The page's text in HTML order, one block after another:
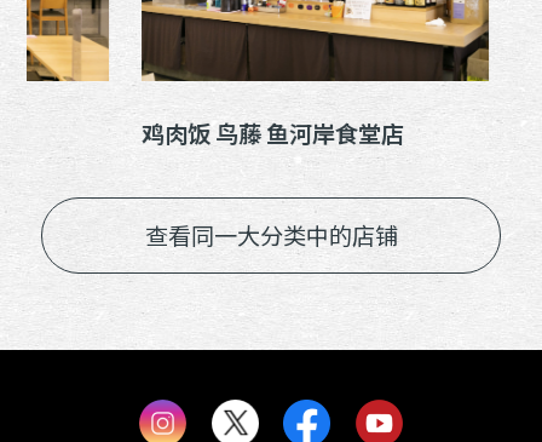
鸡肉饭 鸟藤 鱼河岸食堂店
查看同一大分类中的店铺